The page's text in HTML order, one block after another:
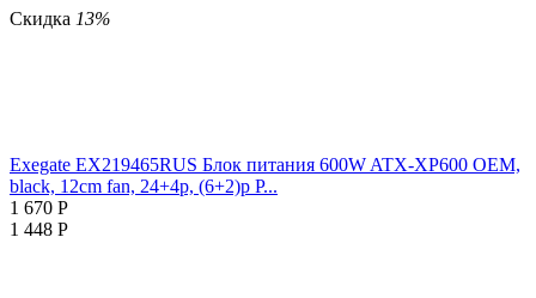
Скидка 13%
Exegate EX219465RUS Блок питания 600W ATX-XP600 OEM,
black, 12cm fan, 24+4p, (6+2)p P...
1 670 Р
1 448 Р